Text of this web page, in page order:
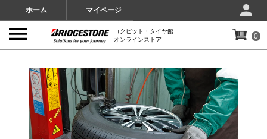
ホーム マイページ
コクピット・タイヤ館
オンラインストア
0